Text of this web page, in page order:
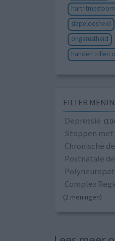
slapeloosheid
ongerustheid
handen trillen
FILTER
Depressie
Stoppen met
Chronische
Postnatale
Complex
(2 meningen)